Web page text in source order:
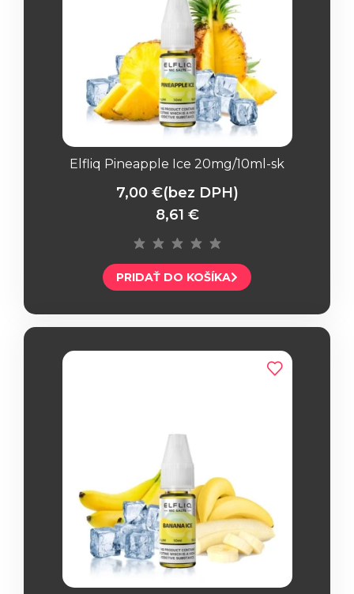
Elfliq Pineapple Ice 20mg/10ml-sk
7,00 €(bez DPH)
8,61 €
PRIDAŤ DO KOŠÍKA